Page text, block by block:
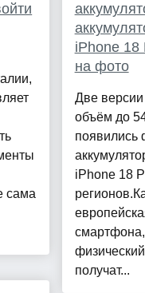
сама
iPhone 18
на фото
Две
объём до
появились
iPhone 18
получат...